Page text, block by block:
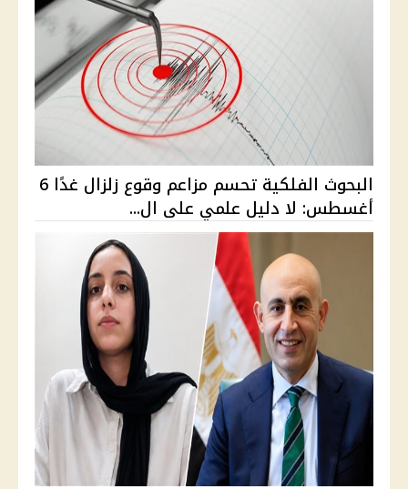
البحوث الفلكية تحسم مزاعم وقوع زلزال غدًا 6
أغسطس: لا دليل علمي على ال...